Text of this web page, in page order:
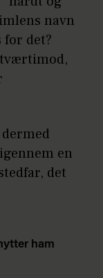
navn
det?
tværtimod,
en
det
ham